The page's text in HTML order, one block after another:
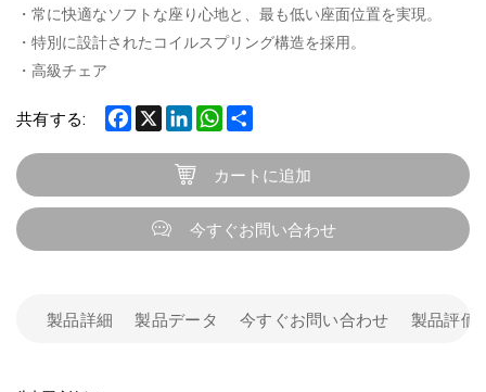
・常に快適なソフトな座り心地と、最も低い座面位置を実現。
・特別に設計されたコイルスプリング構造を採用。
・高級チェア
共有する: Facebook
X LinkedInWhatsApp
カートに追加
今すぐお問い合わせ
製品詳細 製品データ 今すぐお問い合わせ 製品評価